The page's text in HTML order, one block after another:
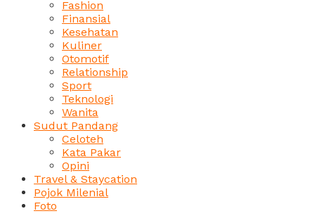
Fashion
Finansial
Kesehatan
Kuliner
Otomotif
Relationship
Sport
Teknologi
Wanita
Sudut Pandang
Celoteh
Kata Pakar
Opini
Travel & Staycation
Pojok Milenial
Foto